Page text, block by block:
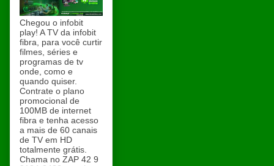
Chegou o infobit
play! A TV da infobit
fibra, para você curtir
filmes, séries e
programas de tv
onde, como e
quando quiser.
Contrate o plano
promocional de
100MB de internet
fibra e tenha acesso
a mais de 60 canais
de TV em HD
totalmente grátis.
Chama no ZAP 42 9